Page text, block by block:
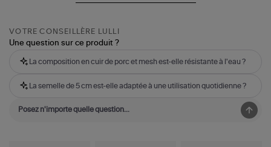
VOTRE CONSEILLÈRE LULLI
Une question sur ce produit ?
La composition en cuir de porc et mesh est-elle résistante à l'eau ?
La semelle de 5 cm est-elle adaptée à une utilisation quotidienne ?